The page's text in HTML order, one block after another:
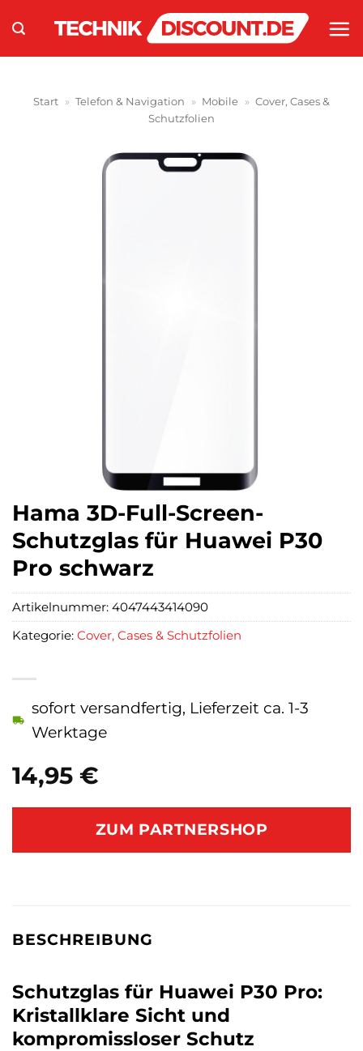
Inhalt
springen
Start » Telefon & Navigation » Mobile » Cover, Cases &
Schutzfolien
Hama 3D-Full-Screen-
Schutzglas für Huawei P30
Pro schwarz
14,95 €
sofort versandfertig, Lieferzeit ca. 1-3
Werktage
ZUM PARTNERSHOP
Artikelnummer: 4047443414090
Kategorie: Cover, Cases & Schutzfolien
BESCHREIBUNG
Schutzglas für Huawei P30 Pro:
Kristallklare Sicht und
kompromissloser Schutz